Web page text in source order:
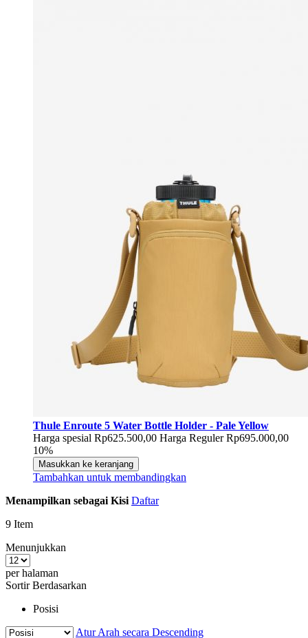
Thule Enroute 5 Water Bottle Holder - Pale Yellow
Harga spesial Rp625.500,00 Harga Reguler Rp695.000,00
10%
Masukkan ke keranjang
Tambahkan untuk membandingkan
Menampilkan sebagai Kisi Daftar
9 Item
Menunjukkan
per halaman
Sortir Berdasarkan
Posisi
Atur Arah secara Descending